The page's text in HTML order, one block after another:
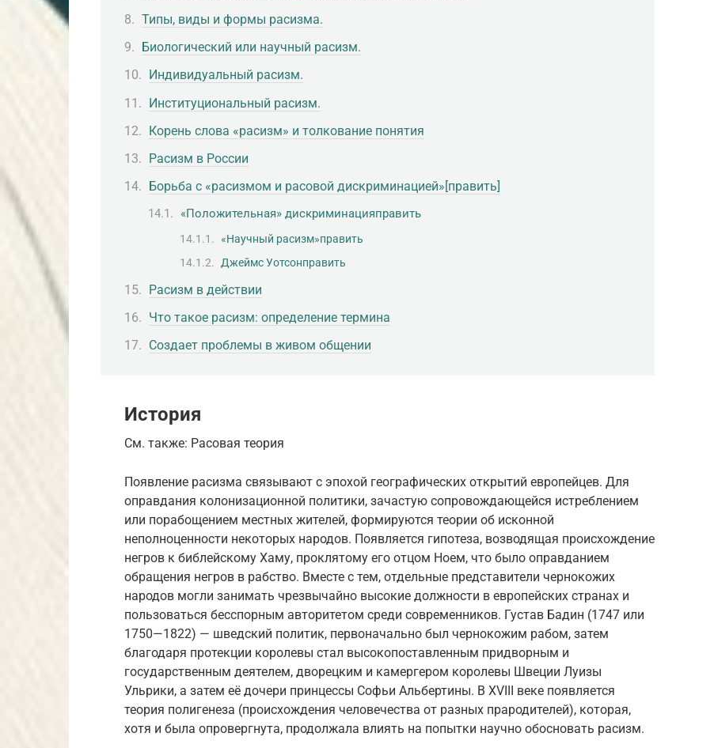
Типы, виды и формы расизма.
Биологический или научный расизм.
Индивидуальный расизм.
Институциональный расизм.
Корень слова «расизм» и толкование понятия
Расизм в России
Борьба с «расизмом и расовой дискриминацией»[править]
«Положительная» дискриминацияправить
«Научный расизм»править
Джеймс Уотсонправить
Расизм в действии
Что такое расизм: определение термина
Создает проблемы в живом общении
История
См. также: Расовая теория
Появление расизма связывают с эпохой географических открытий европейцев. Для
оправдания колонизационной политики, зачастую сопровождающейся истреблением
или порабощением местных жителей, формируются теории об исконной
неполноценности некоторых народов. Появляется гипотеза, возводящая происхождение
негров к библейскому Хаму, проклятому его отцом Ноем, что было оправданием
обращения негров в рабство. Вместе с тем, отдельные представители чернокожих
народов могли занимать чрезвычайно высокие должности в европейских странах и
пользоваться бесспорным авторитетом среди современников. Густав Бадин (1747 или
1750—1822) — шведский политик, первоначально был чернокожим рабом, затем
благодаря протекции королевы стал высокопоставленным придворным и
государственным деятелем, дворецким и камергером королевы Швеции Луизы
Ульрики, а затем её дочери принцессы Софьи Альбертины. В XVIII веке появляется
теория полигенеза (происхождения человечества от разных прародителей), которая,
хотя и была опровергнута, продолжала влиять на попытки научно обосновать расизм.